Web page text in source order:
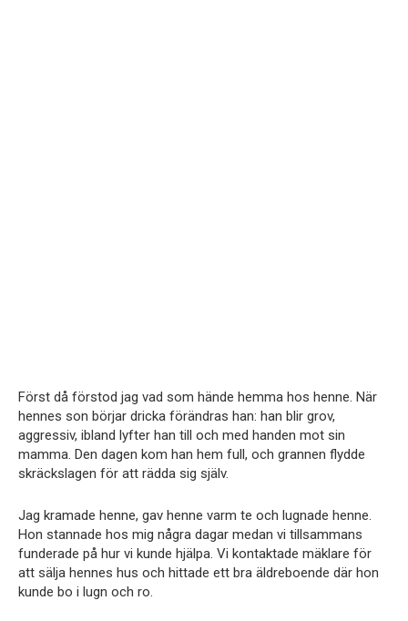
Först då förstod jag vad som hände hemma hos henne. När
hennes son börjar dricka förändras han: han blir grov,
aggressiv, ibland lyfter han till och med handen mot sin
mamma. Den dagen kom han hem full, och grannen flydde
skräckslagen för att rädda sig själv.
Jag kramade henne, gav henne varm te och lugnade henne.
Hon stannade hos mig några dagar medan vi tillsammans
funderade på hur vi kunde hjälpa. Vi kontaktade mäklare för
att sälja hennes hus och hittade ett bra äldreboende där hon
kunde bo i lugn och ro.